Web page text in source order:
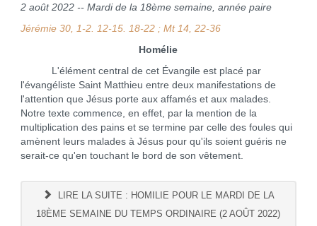
2 août 2022 -- Mardi de la 18ème semaine, année paire
Jérémie 30, 1-2. 12-15. 18-22 ; Mt 14, 22-36
Homélie
L'élément central de cet Évangile est placé par
l'évangéliste Saint Matthieu entre deux manifestations de
l'attention que Jésus porte aux affamés et aux malades.
Notre texte commence, en effet, par la mention de la
multiplication des pains et se termine par celle des foules qui
amènent leurs malades à Jésus pour qu'ils soient guéris ne
serait-ce qu'en touchant le bord de son vêtement.
LIRE LA SUITE : HOMILIE POUR LE MARDI DE LA
18ÈME SEMAINE DU TEMPS ORDINAIRE (2 AOÛT 2022)